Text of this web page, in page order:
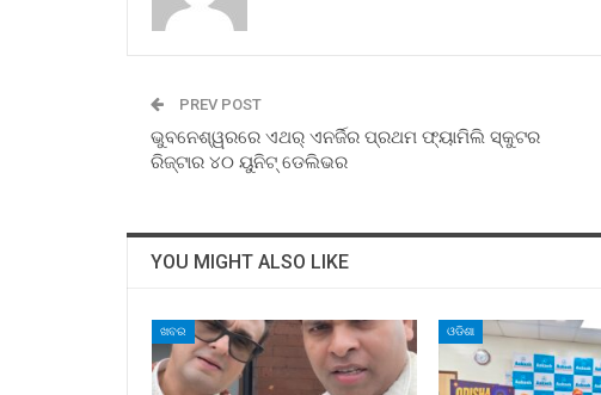
PREV POST
ଭୁବନେଶ୍ୱରରେ ଏଥର୍ ଏନର୍ଜିର ପ୍ରଥମ ଫ୍ୟାମିଲି ସ୍କୁଟର
ରିଜ୍‌ଟାର ୪୦ ୟୁନିଟ୍ ଡେଲିଭର
YOU MIGHT ALSO LIKE
ଖବର ଓଡିଶା